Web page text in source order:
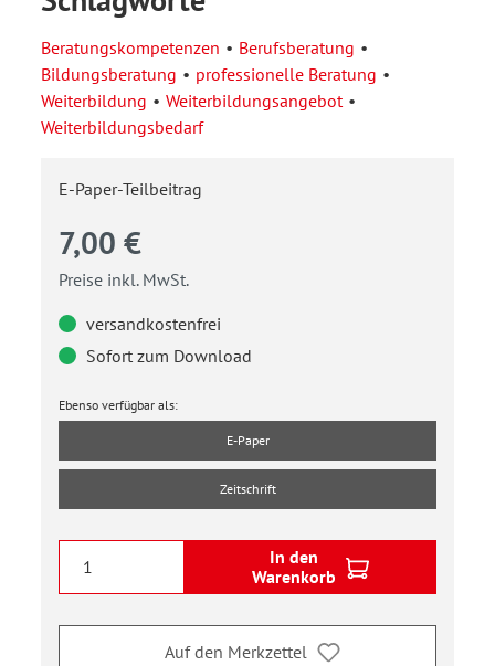
Beratungskompetenzen
Berufsberatung
Bildungsberatung
professionelle Beratung
Weiterbildung
Weiterbildungsangebot
Weiterbildungsbedarf
E-Paper-Teilbeitrag
7,00 €
Preise inkl. MwSt.
versandkostenfrei
Sofort zum Download
Ebenso verfügbar als:
E-Paper
Zeitschrift
In den
Warenkorb
Auf den Merkzettel